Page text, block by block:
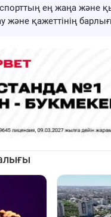
спорттың ең жаңа
және қажеттінің